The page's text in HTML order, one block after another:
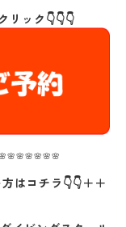
ック👇👇👇
はコチラ👇👇＋＋